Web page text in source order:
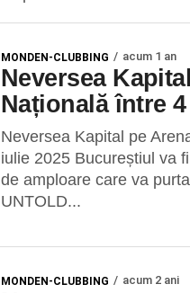
MONDEN-CLUBBING acum 1 an
Neversea
Națională între
Neversea Kapital pe
iulie 2025 Bucureștiul va
de amploare care va
UNTOLD...
MONDEN-CLUBBING acum 2 ani